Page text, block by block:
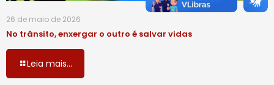
26 de maio de 2026
No trânsito, enxergar o outro é salvar vidas
Leia mais...